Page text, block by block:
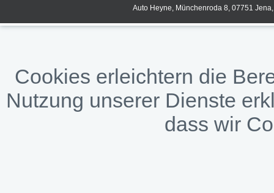
Auto Heyne, Münchenroda 8, 07751
Cookies erleichtern die
Nutzung unserer Dienste
dass wir